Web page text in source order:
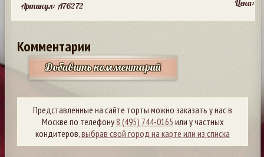
Артикул: A76272 Цена:
Комментарии
Добавить комментарий
Представленные на сайте торты можно заказать у нас в
Москве по телефону8 (495) 744-0165 или у частных
кондитеров,выбрав свой город на карте или из списка